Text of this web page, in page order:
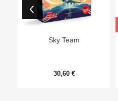
Sky Team
30,60 €